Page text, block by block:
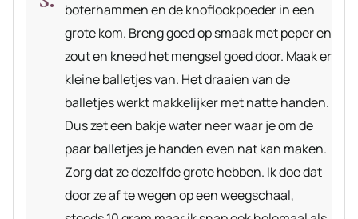
boterhammen en de knoflookpoeder in een
grote kom. Breng goed op smaak met peper en
zout en kneed het mengsel goed door. Maak er
kleine balletjes van. Het draaien van de
balletjes werkt makkelijker met natte handen.
Dus zet een bakje water neer waar je om de
paar balletjes je handen even nat kan maken.
Zorg dat ze dezelfde grote hebben. Ik doe dat
door ze af te wegen op een weegschaal,